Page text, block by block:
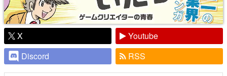
X
Youtube
Discord
RSS